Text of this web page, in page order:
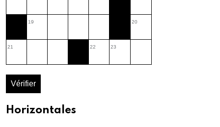
19 20
21 22 23
Vérifier
Horizontales